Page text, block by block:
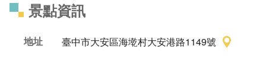
景點資訊
地址 臺中市大安區海墘村大安港路1149號